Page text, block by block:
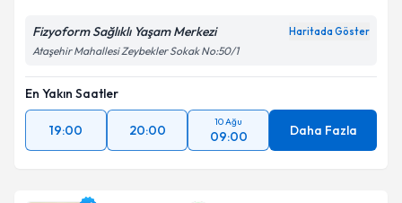
Fizyoform Sağlıklı Yaşam Merkezi Haritada Göster
Ataşehir Mahallesi Zeybekler Sokak No:50/1
En Yakın Saatler
19:00 20:00
10 Ağu
09:00 Daha Fazla